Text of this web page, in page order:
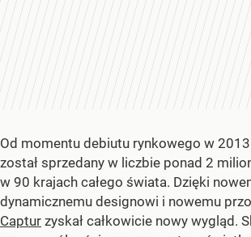
Od momentu debiutu rynkowego w
został sprzedany w liczbie ponad 2
w 90 krajach całego świata. Dzięki
dynamicznemu designowi i nowemu
Captur zyskał całkowicie nowy wygląd.